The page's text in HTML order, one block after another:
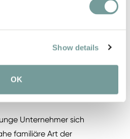
Show details
OK
beiseite. Sie wollen
Lodgings ist diese
sondern das Wesen dessen,
Unternehmer sich
familiäre Art der